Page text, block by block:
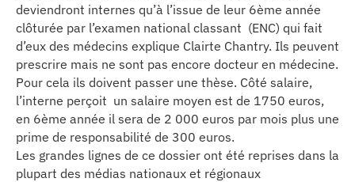
deviendront internes qu’à l’issue de leur 6ème année
clôturée par l’examen national classant (ENC) qui fait
d’eux des médecins explique Clairte Chantry. Ils peuvent
prescrire mais ne sont pas encore docteur en médecine.
Pour cela ils doivent passer une thèse. Côté salaire,
l’interne perçoit un salaire moyen est de 1750 euros,
en 6ème année il sera de 2 000 euros par mois plus une
prime de responsabilité de 300 euros.
Les grandes lignes de ce dossier ont été reprises dans la
plupart des médias nationaux et régionaux